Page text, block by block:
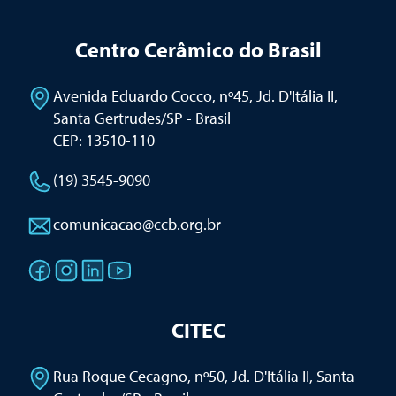
Centro Cerâmico do Brasil
Avenida Eduardo Cocco, nº45, Jd. D'Itália II,
Santa Gertrudes/SP - Brasil
CEP: 13510-110
(19) 3545-9090
comunicacao@ccb.org.br
CITEC
Rua Roque Cecagno, nº50, Jd. D'Itália II, Santa